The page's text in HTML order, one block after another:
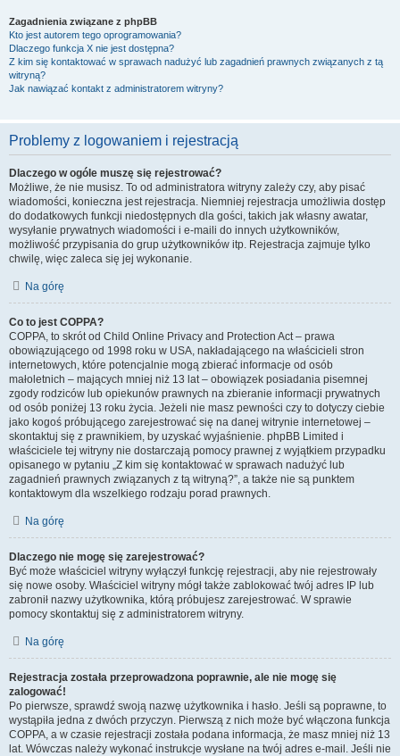
Zagadnienia związane z phpBB
Kto jest autorem tego oprogramowania?
Dlaczego funkcja X nie jest dostępna?
Z kim się kontaktować w sprawach nadużyć lub zagadnień prawnych związanych z tą
witryną?
Jak nawiązać kontakt z administratorem witryny?
Problemy z logowaniem i rejestracją
Dlaczego w ogóle muszę się rejestrować?
Możliwe, że nie musisz. To od administratora witryny zależy czy, aby pisać
wiadomości, konieczna jest rejestracja. Niemniej rejestracja umożliwia dostęp
do dodatkowych funkcji niedostępnych dla gości, takich jak własny awatar,
wysyłanie prywatnych wiadomości i e-maili do innych użytkowników,
możliwość przypisania do grup użytkowników itp. Rejestracja zajmuje tylko
chwilę, więc zaleca się jej wykonanie.
Na górę
Co to jest COPPA?
COPPA, to skrót od Child Online Privacy and Protection Act – prawa
obowiązującego od 1998 roku w USA, nakładającego na właścicieli stron
internetowych, które potencjalnie mogą zbierać informacje od osób
małoletnich – mających mniej niż 13 lat – obowiązek posiadania pisemnej
zgody rodziców lub opiekunów prawnych na zbieranie informacji prywatnych
od osób poniżej 13 roku życia. Jeżeli nie masz pewności czy to dotyczy ciebie
jako kogoś próbującego zarejestrować się na danej witrynie internetowej –
skontaktuj się z prawnikiem, by uzyskać wyjaśnienie. phpBB Limited i
właściciele tej witryny nie dostarczają pomocy prawnej z wyjątkiem przypadku
opisanego w pytaniu „Z kim się kontaktować w sprawach nadużyć lub
zagadnień prawnych związanych z tą witryną?”, a także nie są punktem
kontaktowym dla wszelkiego rodzaju porad prawnych.
Na górę
Dlaczego nie mogę się zarejestrować?
Być może właściciel witryny wyłączył funkcję rejestracji, aby nie rejestrowały
się nowe osoby. Właściciel witryny mógł także zablokować twój adres IP lub
zabronił nazwy użytkownika, którą próbujesz zarejestrować. W sprawie
pomocy skontaktuj się z administratorem witryny.
Na górę
Rejestracja została przeprowadzona poprawnie, ale nie mogę się
zalogować!
Po pierwsze, sprawdź swoją nazwę użytkownika i hasło. Jeśli są poprawne, to
wystąpiła jedna z dwóch przyczyn. Pierwszą z nich może być włączona funkcja
COPPA, a w czasie rejestracji została podana informacja, że masz mniej niż 13
lat. Wówczas należy wykonać instrukcje wysłane na twój adres e-mail. Jeśli nie